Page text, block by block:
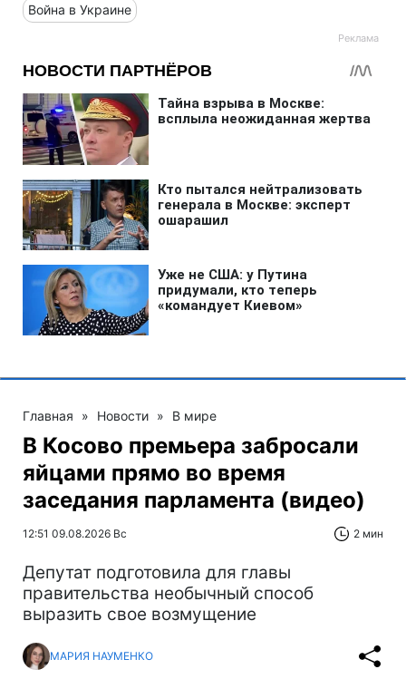
Война в Украине
Главная » Новости » В мире
В Косово премьера забросали
яйцами прямо во время
заседания парламента (видео)
12:51 09.08.2026 Вс 2 мин
Депутат подготовила для главы
правительства необычный способ
выразить свое возмущение
МАРИЯ НАУМЕНКО